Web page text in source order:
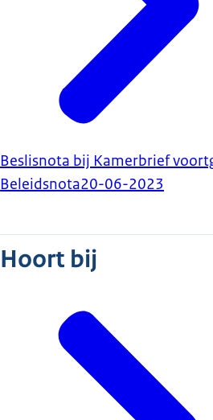
Beslisnota bij Kamerbrief
Beleidsnota20-06-2023
Hoort bij